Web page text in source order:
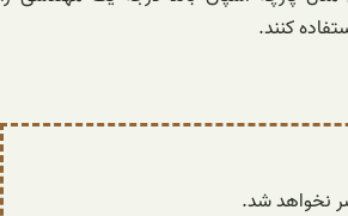
کنند.
نخواهد شد.